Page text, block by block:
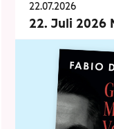
22.07.2026
22. Juli 2026